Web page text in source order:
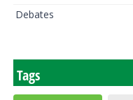
Debates
Tags